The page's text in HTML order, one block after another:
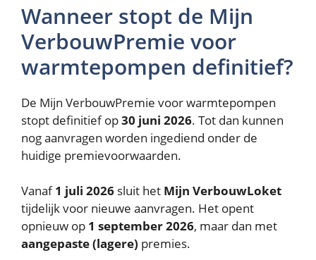
Wanneer stopt de Mijn
VerbouwPremie voor
warmtepompen definitief?
De Mijn VerbouwPremie voor warmtepompen
stopt definitief op30 juni 2026. Tot dan kunnen
nog aanvragen worden ingediend onder de
huidige premievoorwaarden.
Vanaf1 juli 2026 sluit het Mijn VerbouwLoket
tijdelijk voor nieuwe aanvragen. Het opent
opnieuw op 1 september 2026, maar dan met
aangepaste (lagere) premies.